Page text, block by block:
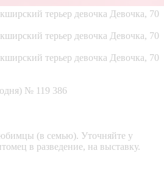
№ 119 386
(в семью). Уточняйте у
в разведение, на выставку.